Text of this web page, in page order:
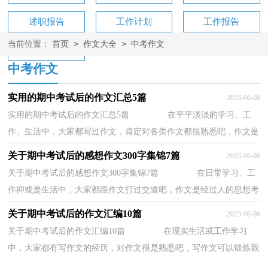
述职报告 工作计划 工作报告
工作方案
当前位置： 首页 > 作文大全 > 中考作文
中考作文
实用的期中考试后的作文汇总5篇 2023-06-06
实用的期中考试后的作文汇总5篇 在平平淡淡的学习、工
作、生活中，大家都写过作文，肯定对各类作文都很熟悉吧，作文是
经过人的思想考虑和语言组织，通过文字来表达...
关于期中考试后的感想作文300字集锦7篇 2023-06-06
关于期中考试后的感想作文300字集锦7篇 在日常学习、工
作抑或是生活中，大家都跟作文打过交道吧，作文是经过人的思想考
关于期中考试后的作文汇编10篇 2023-06-06
关于期中考试后的作文汇编10篇 在现实生活或工作学习
中，大家都有写作文的经历，对作文很是熟悉吧，写作文可以锻炼我